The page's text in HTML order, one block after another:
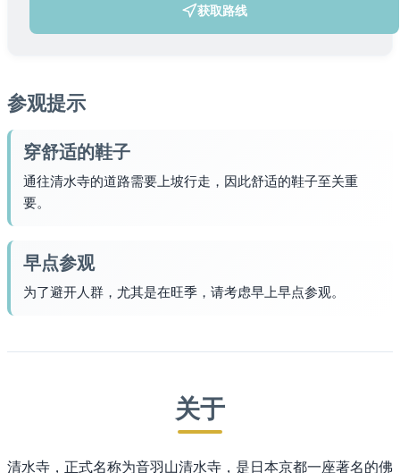
获取路线
(在新标签页中打开)
参观提示
穿舒适的鞋子
通往清水寺的道路需要上坡行走，因此舒适的鞋子至关重
要。
早点参观
为了避开人群，尤其是在旺季，请考虑早上早点参观。
关于
清水寺，正式名称为音羽山清水寺，是日本京都一座著名的佛